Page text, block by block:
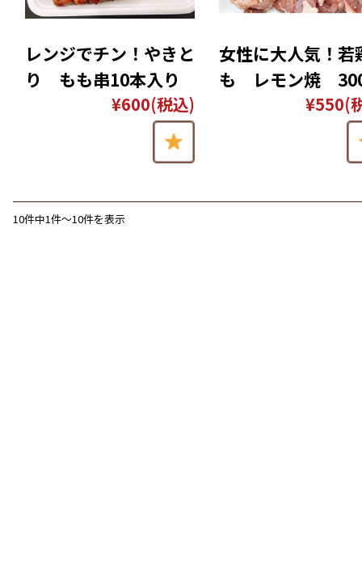
レンジでチン！やきと
り もも串10本入り
¥600(税込)
女性に大人気！若
も レモン焼
¥550(
10件中1件〜10件を表示